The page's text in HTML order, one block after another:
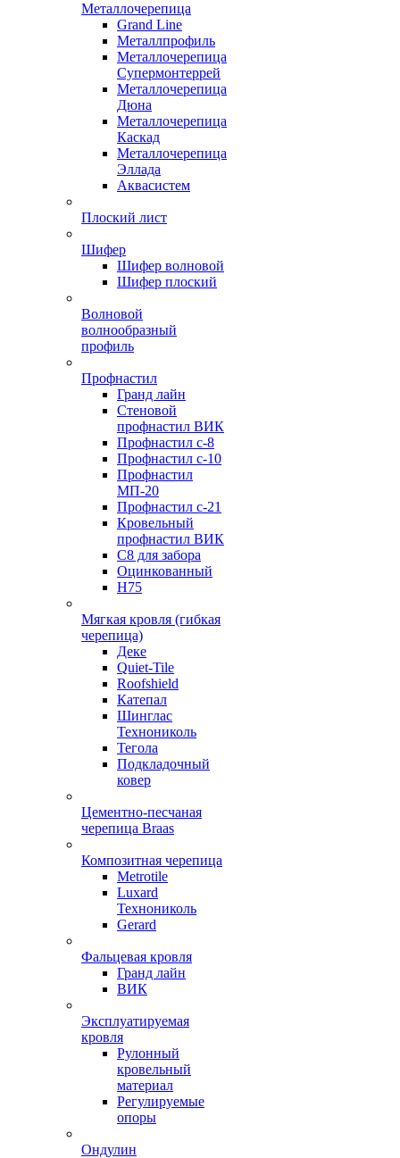
Металлочерепица
Grand Line
Металлпрофиль
Металлочерепица
Супермонтеррей
Металлочерепица
Дюна
Металлочерепица
Каскад
Металлочерепица
Эллада
Аквасистем
Плоский лист
Шифер
Шифер волновой
Шифер плоский
Волновой
волнообразный
профиль
Профнастил
Гранд лайн
Стеновой
профнастил ВИК
Профнастил с-8
Профнастил с-10
Профнастил
МП-20
Профнастил с-21
Кровельный
профнастил ВИК
С8 для забора
Оцинкованный
Н75
Мягкая кровля (гибкая
черепица)
Деке
Quiet-Tile
Roofshield
Катепал
Шинглас
Технониколь
Тегола
Подкладочный
ковер
Цементно-песчаная
черепица Braas
Композитная черепица
Metrotile
Luxard
Технониколь
Gerard
Фальцевая кровля
Гранд лайн
ВИК
Эксплуатируемая
кровля
Рулонный
кровельный
материал
Регулируемые
опоры
Ондулин